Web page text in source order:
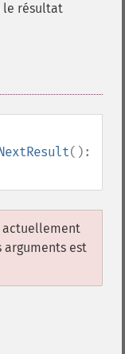
le résultat
():
actuellement
arguments est